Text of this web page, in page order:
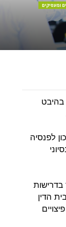
ומעסיקים
בהיבט
לפנסיה
הדין